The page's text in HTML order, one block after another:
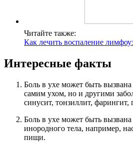
Читайте также:
Как лечить воспаление
Интересные факты
Боль в ухе может быть
самим ухом, но и другими
синусит, тонзиллит,
Боль в ухе может быть
инородного тела, например,
пищи.